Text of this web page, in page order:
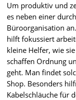
Um produktiv und
es neben einer
Büroorganisation
hilft fokussiert
kleine Helfer, wie
schaffen Ordnung
geht. Man findet
Shop. Besonders
Kabelschläuche für